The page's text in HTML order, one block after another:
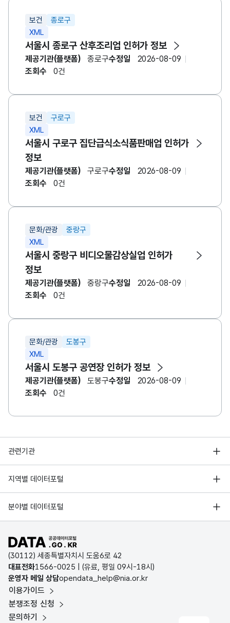
보건
종로구
XML
서울시 종로구 산후조리업 인허가 정보
제공기관(플랫폼) 종로구수정일
2026-08-09
조회수
0건
보건
구로구
XML
서울시 구로구 집단급식소식품판매업 인허가
정보
제공기관(플랫폼) 구로구수정일
2026-08-09
조회수
0건
문화/관광
중랑구
XML
서울시 중랑구 비디오물감상실업 인허가
정보
제공기관(플랫폼) 중랑구수정일
2026-08-09
조회수
0건
문화/관광
도봉구
XML
서울시 도봉구 공연장 인허가 정보
제공기관(플랫폼) 도봉구수정일
2026-08-09
조회수
0건
관련기관
행정안전부
한국지능정보사회진흥원
국가정보자원관리원
지역별 데이터포털
서울 열린데이터광장
경기데이터드림
D-데이터허브
인천데이터포털
울산광역시 데이터포털
전남광주통합특별시 빅데이터 플랫폼
대전광역시 데이터포털
분야별 데이터포털
기상자료개방포털
국토교통부 공간정보오픈플랫폼
환경부 환경데이터포털
문화데이터광장
농림축산식품 공공데이터포털
보건의료빅데이터개방시스템
식품의약품안전처 데이터포털
공공데이터포털 바로가기
(30112) 세종특별자치시 도움6로 42
대표전화1566-0025 | (유료, 평일 09시-18시)
운영자 메일 상담opendata_help@nia.or.kr
이용가이드
분쟁조정 신청
문의하기